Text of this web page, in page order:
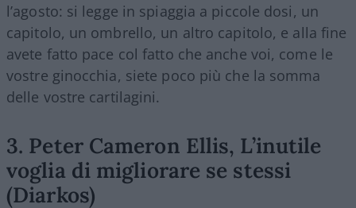
l’agosto: si legge in spiaggia a piccole dosi, un
capitolo, un ombrello, un altro capitolo, e alla fine
avete fatto pace col fatto che anche voi, come le
vostre ginocchia, siete poco più che la somma
delle vostre cartilagini.
3. Peter Cameron Ellis, L’inutile
voglia di migliorare se stessi
(Diarkos)